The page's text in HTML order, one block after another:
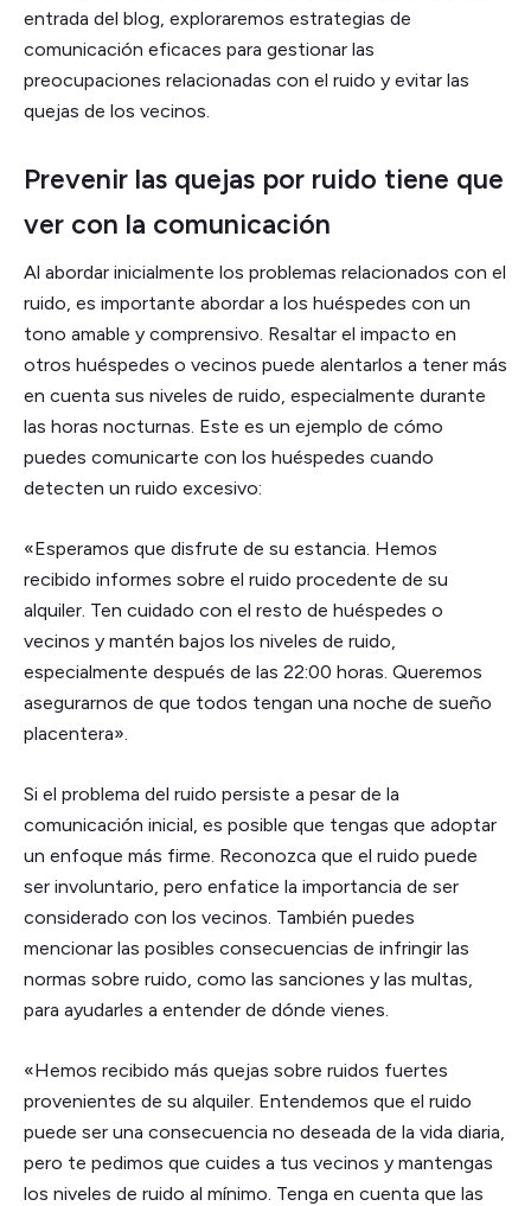
entrada del blog, exploraremos estrategias de
comunicación eficaces para gestionar las
preocupaciones relacionadas con el ruido y evitar las
quejas de los vecinos.
Prevenir las quejas por ruido tiene que
ver con la comunicación
Al abordar inicialmente los problemas relacionados con el
ruido, es importante abordar a los huéspedes con un
tono amable y comprensivo. Resaltar el impacto en
otros huéspedes o vecinos puede alentarlos a tener más
en cuenta sus niveles de ruido, especialmente durante
las horas nocturnas. Este es un ejemplo de cómo
puedes comunicarte con los huéspedes cuando
detecten un ruido excesivo:
«Esperamos que disfrute de su estancia. Hemos
recibido informes sobre el ruido procedente de su
alquiler. Ten cuidado con el resto de huéspedes o
vecinos y mantén bajos los niveles de ruido,
especialmente después de las 22:00 horas. Queremos
asegurarnos de que todos tengan una noche de sueño
placentera».
Si el problema del ruido persiste a pesar de la
comunicación inicial, es posible que tengas que adoptar
un enfoque más firme. Reconozca que el ruido puede
ser involuntario, pero enfatice la importancia de ser
considerado con los vecinos. También puedes
mencionar las posibles consecuencias de infringir las
normas sobre ruido, como las sanciones y las multas,
para ayudarles a entender de dónde vienes.
«Hemos recibido más quejas sobre ruidos fuertes
provenientes de su alquiler. Entendemos que el ruido
puede ser una consecuencia no deseada de la vida diaria,
pero te pedimos que cuides a tus vecinos y mantengas
los niveles de ruido al mínimo. Tenga en cuenta que las